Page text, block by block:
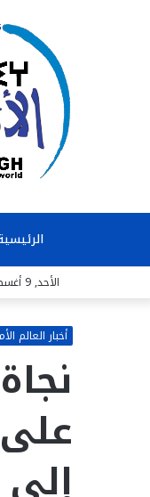
الأحد, 9 أغسطس 2026
أخبار العالم